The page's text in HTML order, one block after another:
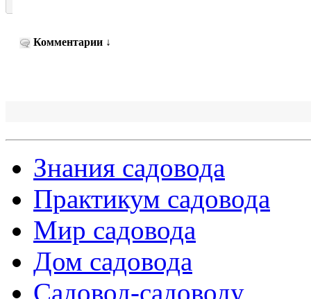
Комментарии ↓
Знания садовода
Практикум садовода
Мир садовода
Дом садовода
Садовод-садоводу